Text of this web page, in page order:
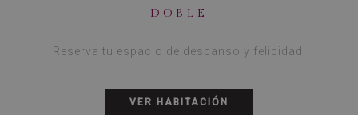
DOBLE
Reserva tu espacio de descanso y felicidad.
VER HABITACIÓN